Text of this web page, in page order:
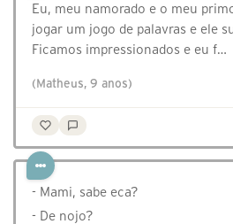
Eu, meu namorado e o meu
jogar um jogo de palavras e ele
Ficamos impressionados e eu f…
(Matheus, 9 anos)
- ⁠Mami, sabe eca?
- ⁠De nojo?